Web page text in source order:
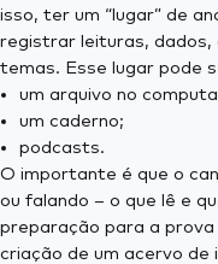
isso, ter um “lugar” de
registrar leituras, dados,
temas. Esse lugar pode
um arquivo no
um caderno;
podcasts.
O importante é que o
ou falando – o que lê e
preparação para a
criação de um acervo de